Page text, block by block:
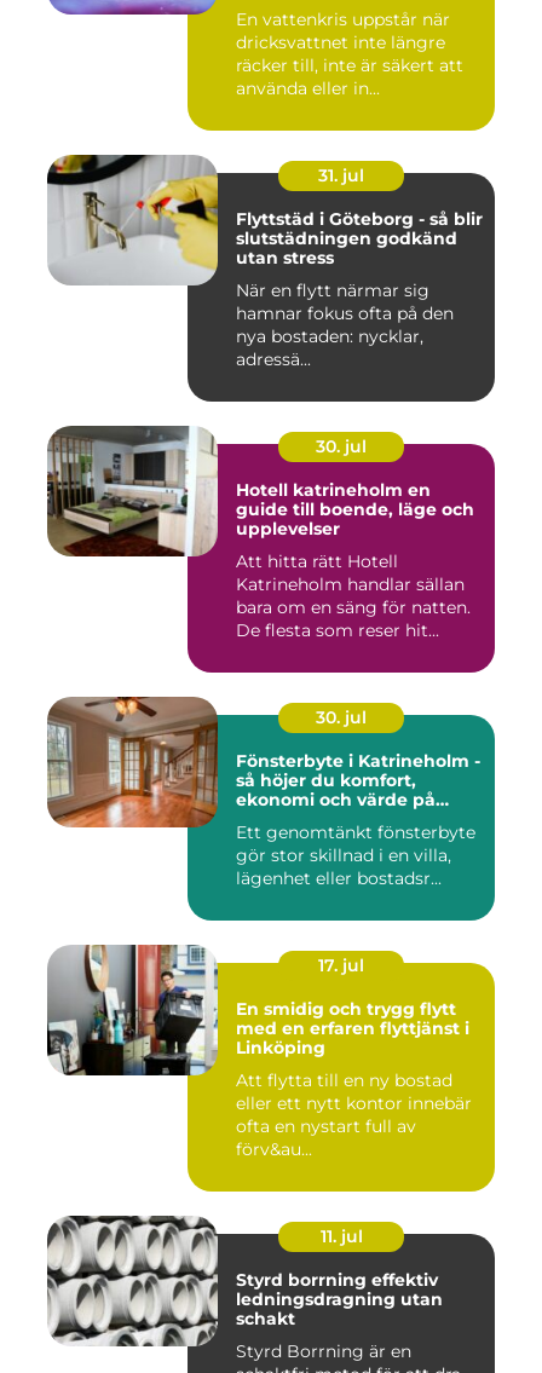
En vattenkris uppstår när
dricksvattnet inte längre
räcker till, inte är säkert att
använda eller in...
31. jul
Flyttstäd i Göteborg - så blir
slutstädningen godkänd
utan stress
När en flytt närmar sig
hamnar fokus ofta på den
nya bostaden: nycklar,
adressä...
30. jul
Hotell katrineholm en
guide till boende, läge och
upplevelser
Att hitta rätt Hotell
Katrineholm handlar sällan
bara om en säng för natten.
De flesta som reser hit...
30. jul
Fönsterbyte i Katrineholm -
så höjer du komfort,
ekonomi och värde på
Ett genomtänkt fönsterbyte
gör stor skillnad i en villa,
lägenhet eller bostadsr...
17. jul
En smidig och trygg flytt
med en erfaren flyttjänst i
Linköping
Att flytta till en ny bostad
eller ett nytt kontor innebär
ofta en nystart full av
förv&au...
11. jul
Styrd borrning effektiv
ledningsdragning utan
schakt
Styrd Borrning är en